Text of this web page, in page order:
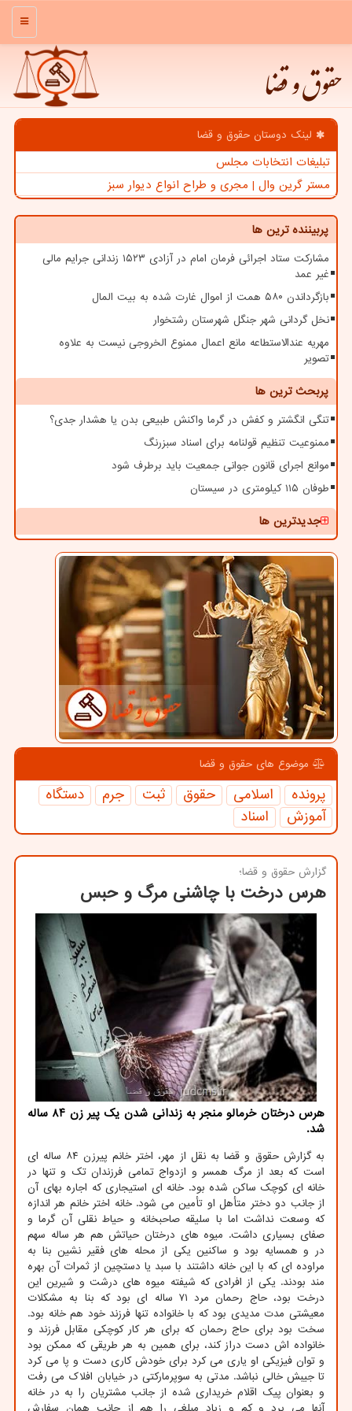
منو
حقوق و قضا
لینک دوستان حقوق و قضا
تبلیغات انتخابات مجلس
مستر گرین وال | مجری و طراح انواع دیوار سبز
پربیننده ترین ها
مشارکت ستاد اجرائی فرمان امام در آزادی ۱۵۲۳ زندانی جرایم مالی
غیر عمد
بازگرداندن ۵۸۰ همت از اموال غارت شده به بیت المال
نخل گردانی شهر جنگل شهرستان رشتخوار
مهریه عندالاستطاعه مانع اعمال ممنوع الخروجی نیست به علاوه
تصویر
پربحث ترین ها
تنگی انگشتر و کفش در گرما واکنش طبیعی بدن یا هشدار جدی؟
ممنوعیت تنظیم قولنامه برای اسناد سبزرنگ
موانع اجرای قانون جوانی جمعیت باید برطرف شود
طوفان ۱۱۵ کیلومتری در سیستان
جدیدترین ها
موضوع های حقوق و قضا
پرونده اسلامی حقوق ثبت جرم
دستگاه
آموزش
اسناد
گزارش حقوق و قضا؛
هرس درخت با چاشنی مرگ و حبس
هرس درختان خرمالو منجر به زندانی شدن یك پیر زن ۸۴ ساله
شد.
به گزارش حقوق و قضا به نقل از مهر، اختر خانم پیرزن ۸۴ ساله ای
است که بعد از مرگ همسر و ازدواج تمامی فرزندان تک و تنها در
خانه ای کوچک ساکن شده بود. خانه ای استیجاری که اجاره بهای آن
از جانب دو دختر متأهل او تأمین می شود. خانه اختر خانم هر اندازه
که وسعت نداشت اما با سلیقه صاحبخانه و حیاط نقلی آن گرما و
صفای بسیاری داشت. میوه های درختان حیاتش هم هر ساله سهم
در و همسایه بود و ساکنین یکی از محله های فقیر نشین بنا به
مراوده ای که با این خانه داشتند با سبد یا دستچین از ثمرات آن بهره
مند بودند. یکی از افرادی که شیفته میوه های درشت و شیرین این
درخت بود، حاج رحمان مرد ۷۱ ساله ای بود که بنا به مشکلات
معیشتی مدت مدیدی بود که با خانواده تنها فرزند خود هم خانه بود.
سخت بود برای حاج رحمان که برای هر کار کوچکی مقابل فرزند و
خانواده اش دست دراز کند، برای همین به هر طریقی که ممکن بود
و توان فیزیکی او یاری می کرد برای خودش کاری دست و پا می کرد
تا جیبش خالی نباشد. مدتی به سوپرمارکتی در خیابان افلاک می رفت
و بعنوان پیک اقلام خریداری شده از جانب مشتریان را به در خانه